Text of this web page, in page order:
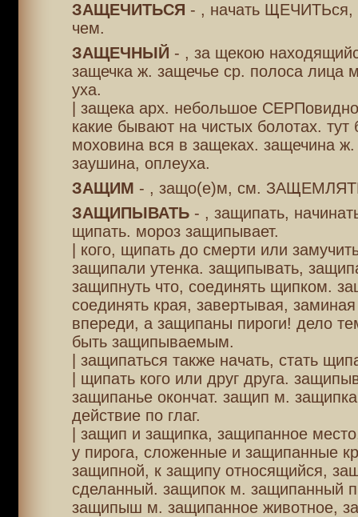
ЗАЩЕЧИТЬСЯ - , начать ЩЕЧИТЬся,
чем.
ЗАЩЕЧНЫЙ - , за щекою
защечка ж. защечье ср. полоса лица
уха.
| защека арх. небольшое
какие бывают на чистых болотах. тут
моховина вся в защеках. защечина
заушина, оплеуха.
ЗАЩИМ - , защо(е)м, см.
ЗАЩИПЫВАТЬ- , защипать,
щипать. мороз защипывает.
| кого, щипать до смерти или
защипали утенка. защипывать,
защипнуть что, соединять щипком.
соединять края, завертывая,
впереди, а защипаны пироги! дело
быть защипываемым.
| защипаться также начать, стать
| щипать кого или друг друга.
защипанье окончат. защип м.
действие по глаг.
| защип и защипка, защипанное
у пирога, сложенные и защипанные
защипной, к защипу относящийся,
сделанный. защипок м. защипанный
защипыш м. защипанное животное,